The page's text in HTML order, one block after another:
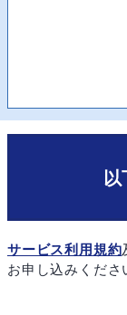
サービス利用規約
お申し込みくださ